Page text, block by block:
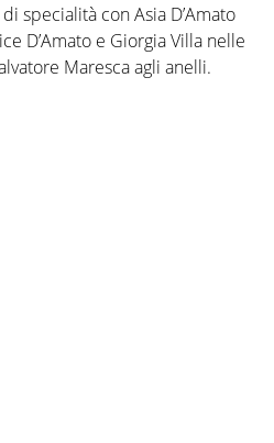
specialità con Asia D’Amato
D’Amato e Giorgia Villa nelle
Maresca agli anelli.